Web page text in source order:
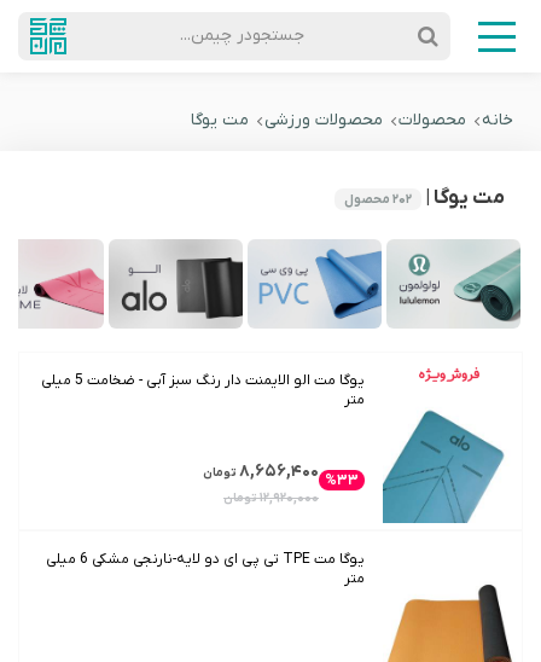
جستجودر چیمن...
خانه محصولات محصولات ورزشی مت یوگا
مت یوگا | ۲۰۲ محصول
یوگا مت الو الایمنت دار رنگ سبز آبی - ضخامت 5 میلی
متر
۸,۶۵۶,۴۰۰ تومان
۱۲,۹۲۰,۰۰۰تومان
%۳۳
یوگا مت TPE تی پی ای دو لایه-نارنجی مشکی 6 میلی
متر